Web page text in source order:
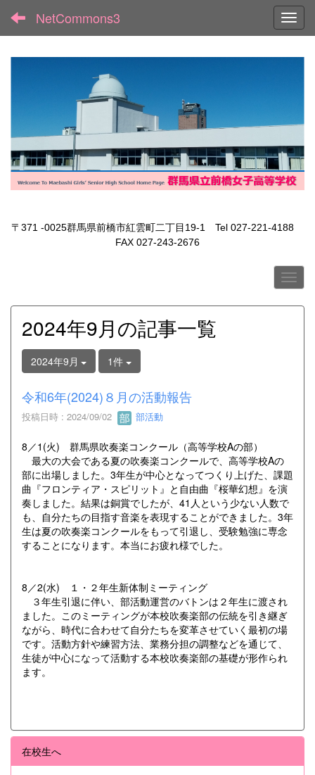
NetCommons3
〒371 -0025群馬県前橋市紅雲町二丁目19-1 Tel 027-221-4188
FAX 027-243-2676
2024年9月の記事一覧
2024年9月 1件
令和6年(2024)８月の活動報告
投稿日時 : 2024/09/02 部活動
8／1(火) 群馬県吹奏楽コンクール（高等学校Aの部）
最大の大会である夏の吹奏楽コンクールで、高等学校Aの
部に出場しました。3年生が中心となってつくり上げた、課題
曲『フロンティア・スピリット』と自由曲『桜華幻想』を演
奏しました。結果は銅賞でしたが、41人という少ない人数で
も、自分たちの目指す音楽を表現することができました。3年
生は夏の吹奏楽コンクールをもって引退し、受験勉強に専念
することになります。本当にお疲れ様でした。
8／2(水) １・２年生新体制ミーティング
３年生引退に伴い、部活動運営のバトンは２年生に渡され
ました。このミーティングが本校吹奏楽部の伝統を引き継ぎ
ながら、時代に合わせて自分たちを変革させていく最初の場
です。活動方針や練習方法、業務分担の調整などを通じて、
生徒が中心になって活動する本校吹奏楽部の基礎が形作られ
ます。
在校生へ